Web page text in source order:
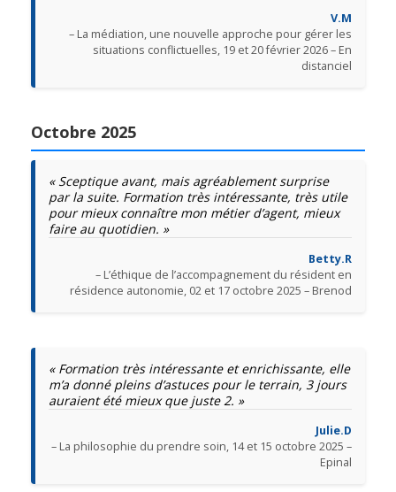
V.M
– La médiation, une nouvelle approche pour gérer les
situations conflictuelles, 19 et 20 février 2026 – En
distanciel
Octobre 2025
« Sceptique avant, mais agréablement surprise
par la suite. Formation très intéressante, très utile
pour mieux connaître mon métier d’agent, mieux
faire au quotidien. »
Betty.R
– L’éthique de l’accompagnement du résident en
résidence autonomie, 02 et 17 octobre 2025 – Brenod
« Formation très intéressante et enrichissante, elle
m’a donné pleins d’astuces pour le terrain, 3 jours
auraient été mieux que juste 2. »
Julie.D
– La philosophie du prendre soin, 14 et 15 octobre 2025 –
Epinal